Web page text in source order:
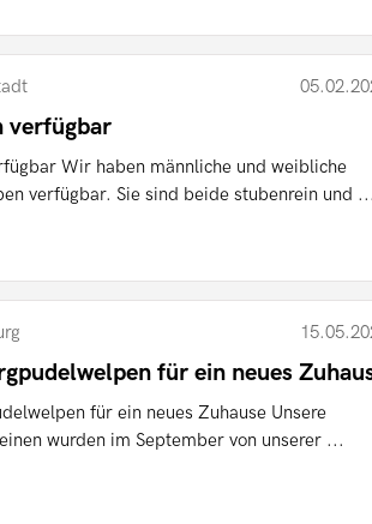
verfügbar
Wir haben männliche und weibliche
verfügbar. Sie sind beide stubenrein und ...
für ein neues
für ein neues Zuhause Unsere
wurden im September von unserer ...